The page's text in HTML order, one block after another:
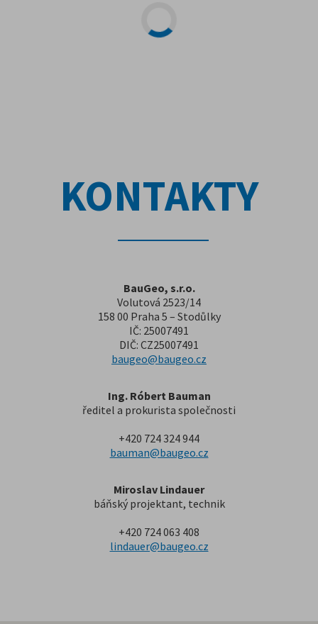
KONTAKTY
BauGeo, s.r.o.
Volutová 2523/14
158 00 Praha 5 – Stodůlky
IČ: 25007491
DIČ: CZ25007491
baugeo@baugeo.cz
Ing. Róbert Bauman
ředitel a prokurista společnosti
+420 724 324 944
bauman@baugeo.cz
Miroslav Lindauer
báňský projektant, technik
+420 724 063 408
lindauer@baugeo.cz